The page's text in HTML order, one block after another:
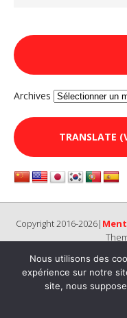
Archives
TRANSLATE
Copyright 2016-2026|
Nous utilisons des
expérience sur notre
site, nous